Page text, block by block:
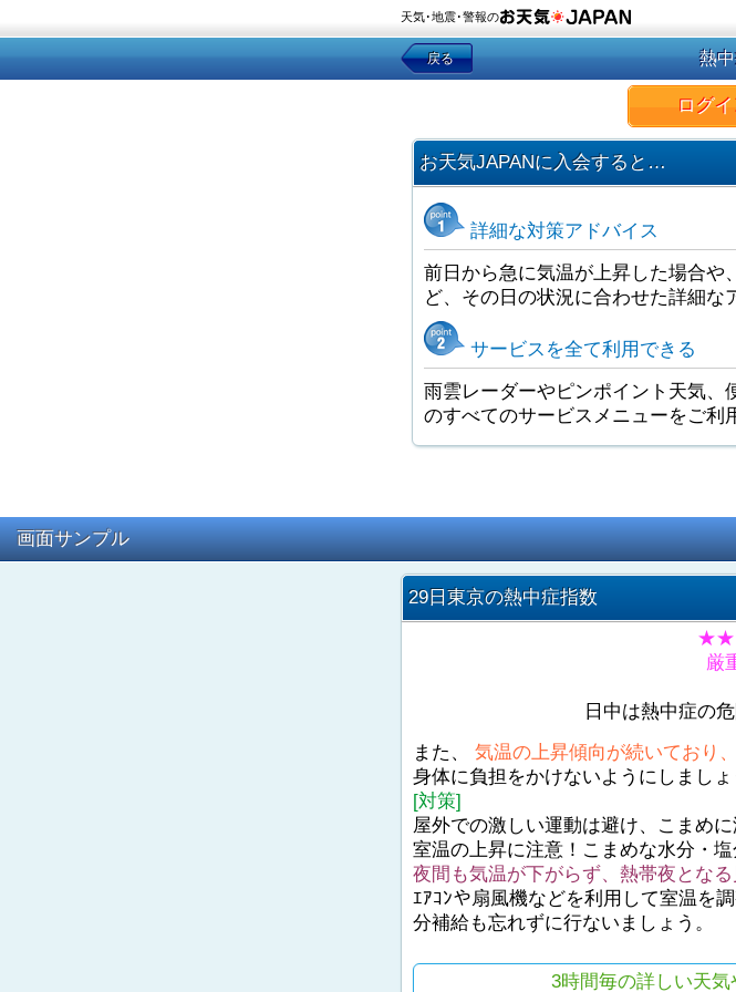
天気･地震･警報の
戻る 熱
ログ
お天気JAPANに入会すると…
詳細な対策アドバイス
前日から急に気温が上昇した場合や
ど、その日の状況に合わせた詳細な
サービスを全て利用できる
雨雲レーダーやピンポイント天気、
のすべてのサービスメニューをご利
画面サンプル
29日東京の熱中症指数
厳
日中は熱中症の
また、 気温の上昇傾向が続いており
身体に負担をかけないようにしましょ
[対策]
屋外での激しい運動は避け、こまめ
室温の上昇に注意！こまめな水分・塩
夜間も気温が下がらず、熱帯夜となる
ｴｱｺﾝや扇風機などを利用して室温を
分補給も忘れずに行ないましょう。
3時間毎の詳しい天気